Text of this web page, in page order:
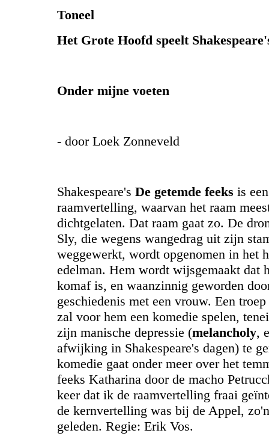
Toneel
Het Grote Hoofd speelt
Onder mijne voeten
- door Loek Zonneveld
Shakespeare's De getemde feeks is een
raamvertelling, waarvan het raam
dichtgelaten. Dat raam gaat zo. De
Sly, die wegens wangedrag uit zijn
weggewerkt, wordt opgenomen in het
edelman. Hem wordt wijsgemaakt dat
komaf is, en waanzinnig geworden
geschiedenis met een vrouw. Een
zal voor hem een komedie spelen,
zijn manische depressie (melancholy,
afwijking in Shakespeare's dagen) te
komedie gaat onder meer over het
feeks Katharina door de macho
keer dat ik de raamvertelling fraai
de kernvertelling was bij de Appel,
geleden. Regie: Erik Vos.